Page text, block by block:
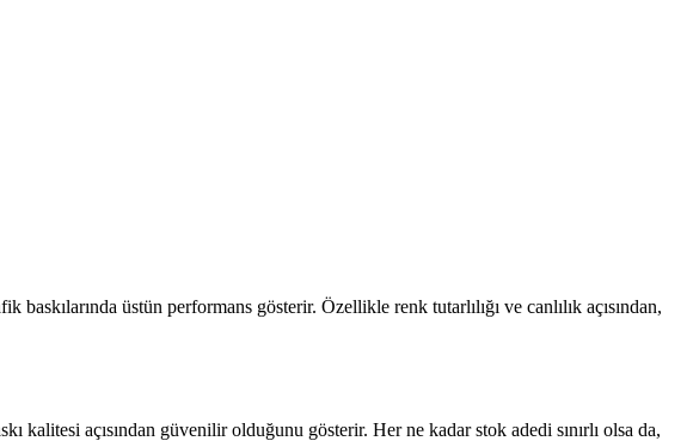
üstün performans gösterir. Özellikle renk tutarlılığı ve canlılık açısından,
kalitesi açısından güvenilir olduğunu gösterir. Her ne kadar stok adedi sınırlı olsa da,